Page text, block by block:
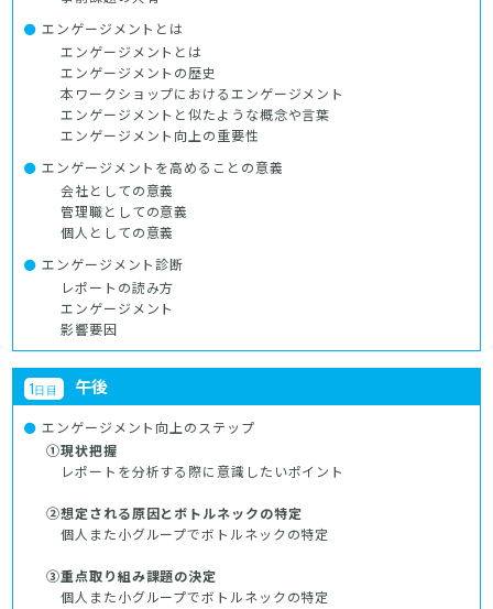
エンゲージメントとは
エンゲージメントとは
エンゲージメントの歴史
本ワークショップにおけるエンゲージメント
エンゲージメントと似たような概念や言葉
エンゲージメント向上の重要性
エンゲージメントを高めることの意義
会社としての意義
管理職としての意義
個人としての意義
エンゲージメント診断
レポートの読み方
エンゲージメント
影響要因
1日目 午後
エンゲージメント向上のステップ
①現状把握
レポートを分析する際に意識したいポイント
②想定される原因とボトルネックの特定
個人また小グループでボトルネックの特定
③重点取り組み課題の決定
個人また小グループでボトルネックの特定